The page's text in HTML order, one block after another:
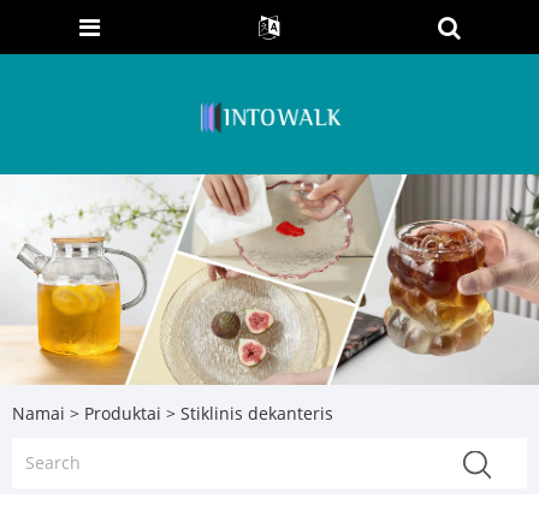
Namai > Produktai > Stiklinis dekanteris